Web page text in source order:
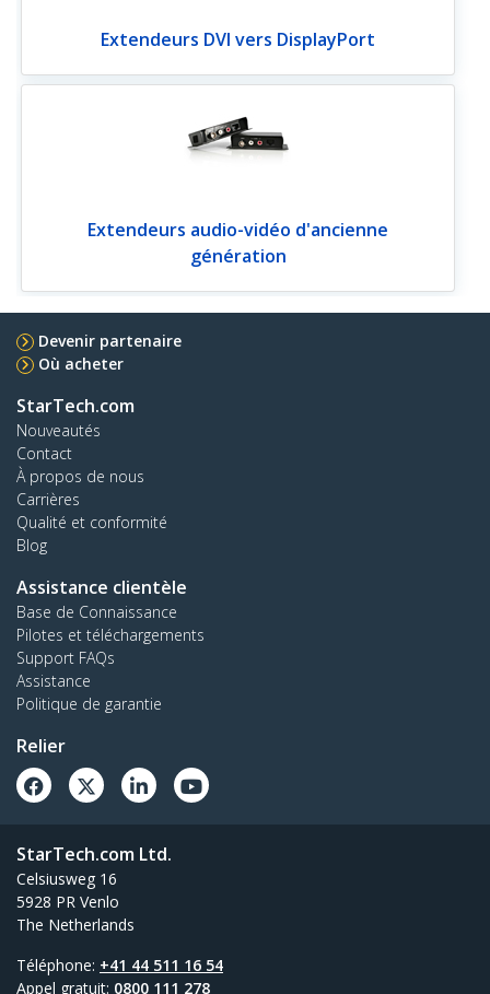
Extendeurs DVI vers DisplayPort
Extendeurs audio-vidéo d'ancienne
génération
Devenir partenaire
Où acheter
StarTech.com
Nouveautés
Contact
À propos de nous
Carrières
Qualité et conformité
Blog
Assistance clientèle
Base de Connaissance
Pilotes et téléchargements
Support FAQs
Assistance
Politique de garantie
Relier
StarTech.com Ltd.
Celsiusweg 16
5928 PR Venlo
The Netherlands
Téléphone: +41 44 511 16 54
Appel gratuit: 0800 111 278